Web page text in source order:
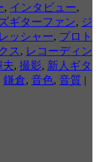
, インタビュー,
ギターファン, ジ
ッシャー, プロト
ス , レコーディン
夫, 撮影, 新人ギタ
鎌倉, 音色, 音質 |